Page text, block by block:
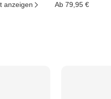
anzeigen Ab 79,95 €